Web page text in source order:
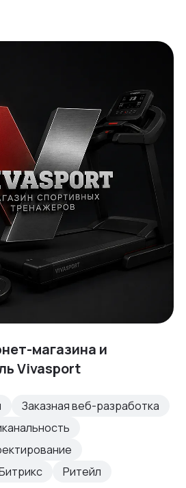
магазина и
Vivasport
Заказная веб-разработка
Ритейл